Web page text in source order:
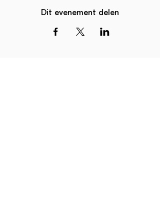
Dit evenement delen